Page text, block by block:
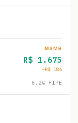
MSMB
R$ 1.675
−R$ 186
6.2% FIPE